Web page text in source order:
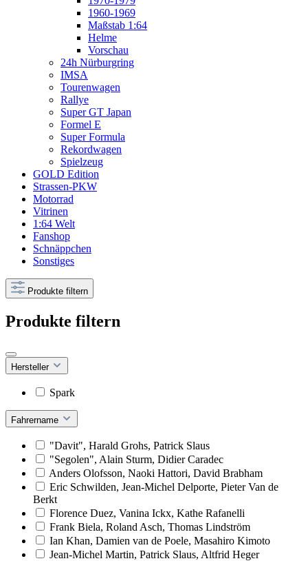
1960-1969
Maßstab 1:64
Helme
Vorschau
24h Nürburgring
IMSA
Tourenwagen
Rallye
Super GT Japan
Formel E
Super Formula
Rekordwagen
Spielzeug
GOLD Edition
Strassen-PKW
Motorrad
Vitrinen
1:64 Welt
Fanshop
Schnäppchen
Sonstiges
Produkte filtern
Produkte filtern
Hersteller
Spark
Fahrername
"Davit", Harald Grohs, Patrick Slaus
"Segolen", Alain Sturm, Didier Caradec
Anders Olofsson, Naoki Hattori, David Brabham
Eric Schwilden, Jean-Michel Delporte, Pieter Van de
Berkt
Florence Duez, Vanina Ickx, Kathe Rafanelli
Frank Biela, Roland Asch, Thomas Lindström
Ian Khan, Damien van de Poele, Masahiro Kimoto
Jean-Michel Martin, Patrick Slaus, Altfrid Heger